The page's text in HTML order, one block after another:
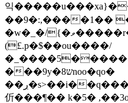
익
��9�:,����1��
�w�_�/{�ވ�����r�t͓6���x?
(£.p�$��ou����/
�_���
���9y�ש8noo�qo�
��ڔ�s>��i��q����ϟ�\����қ�ɏm1�6�esp���0n�zw����mk�y�8�w�m�'�u�^5����=ݟdl��v���y
伒���¶�� k�5�